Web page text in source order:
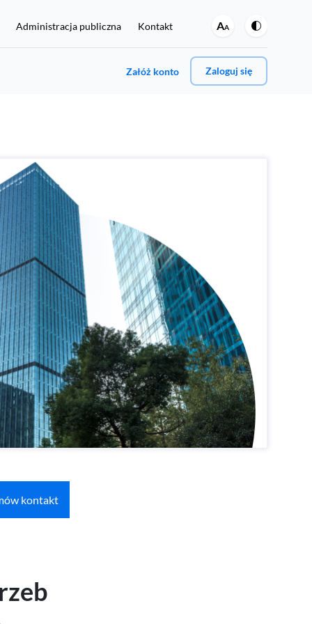
Administracja publiczna Kontakt AA
Załóż konto Zaloguj się
może jedno i drugie?
chcesz regularnie sprawdzać swoje dane w BIK oraz
ochronę przed wyłudzeniami, kliknij tutaj:
Rejestracja i zakup Pakietu BIK 129 zł
PESEL.
Masz już konto w BIK?Zaloguj się
kontakt